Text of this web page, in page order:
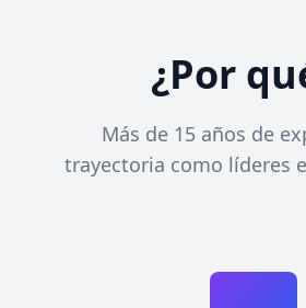
¿Por
Más de 15 años de
trayectoria como líderes